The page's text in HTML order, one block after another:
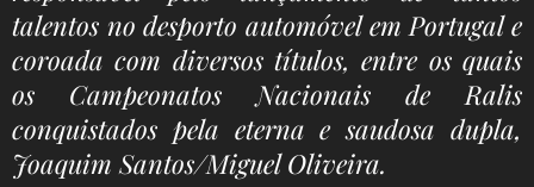
talentos no desporto automóvel em Portugal e
coroada com diversos títulos, entre os quais
os Campeonatos Nacionais de Ralis
conquistados pela eterna e saudosa dupla,
Joaquim Santos/Miguel Oliveira.